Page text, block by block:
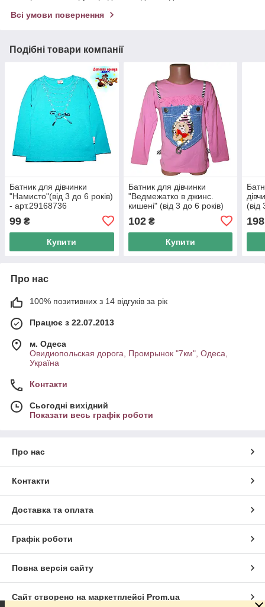
Всі умови повернення
Подібні товари компанії
Батник для дівчинки
"Намисто"(від 3 до 6 років)
- арт.29168736
99 ₴
Купити
Батник для дівчинки
"Ведмежатко в джинс.
кишені" (від 3 до 6 років)
102₴
Купити
(від
198
Про нас
100% позитивних з 14 відгуків за рік
Працює з 22.07.2013
м. Одеса
Овидиопольская дорога, Промрынок "7км", Одеса,
Україна
Контакти
Сьогодні вихідний
Показати весь графік роботи
Про нас
Контакти
Доставка та оплата
Графік роботи
Повна версія сайту
Сайт створено на маркетплейсі Prom.ua